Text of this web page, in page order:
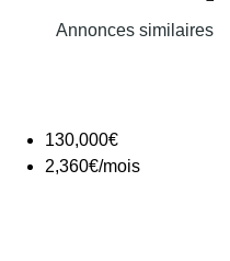
Annonces similaires
130,000€
2,360€/mois